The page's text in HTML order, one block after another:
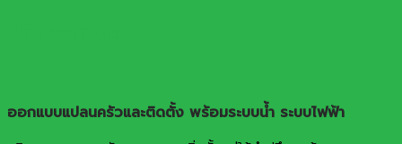
ออกแบบแปลนครัวและติดตั้ง พร้อมระบบน้ำ ระบบไฟฟ้า